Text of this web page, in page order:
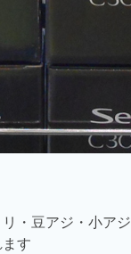
・豆アジ・小アジ
す